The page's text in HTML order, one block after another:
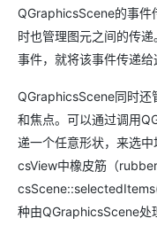
QGraphicsScene的事件
时也管理图元之间的传
事件，就将该事件传递给
QGraphicsScene同时还
和焦点。可以通过调用
递一个任意形状，来选
csView中橡皮筋（
种由QGraphicsScene处